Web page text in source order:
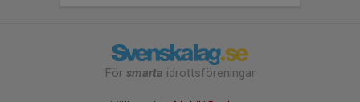
För smarta idrottsföreningar